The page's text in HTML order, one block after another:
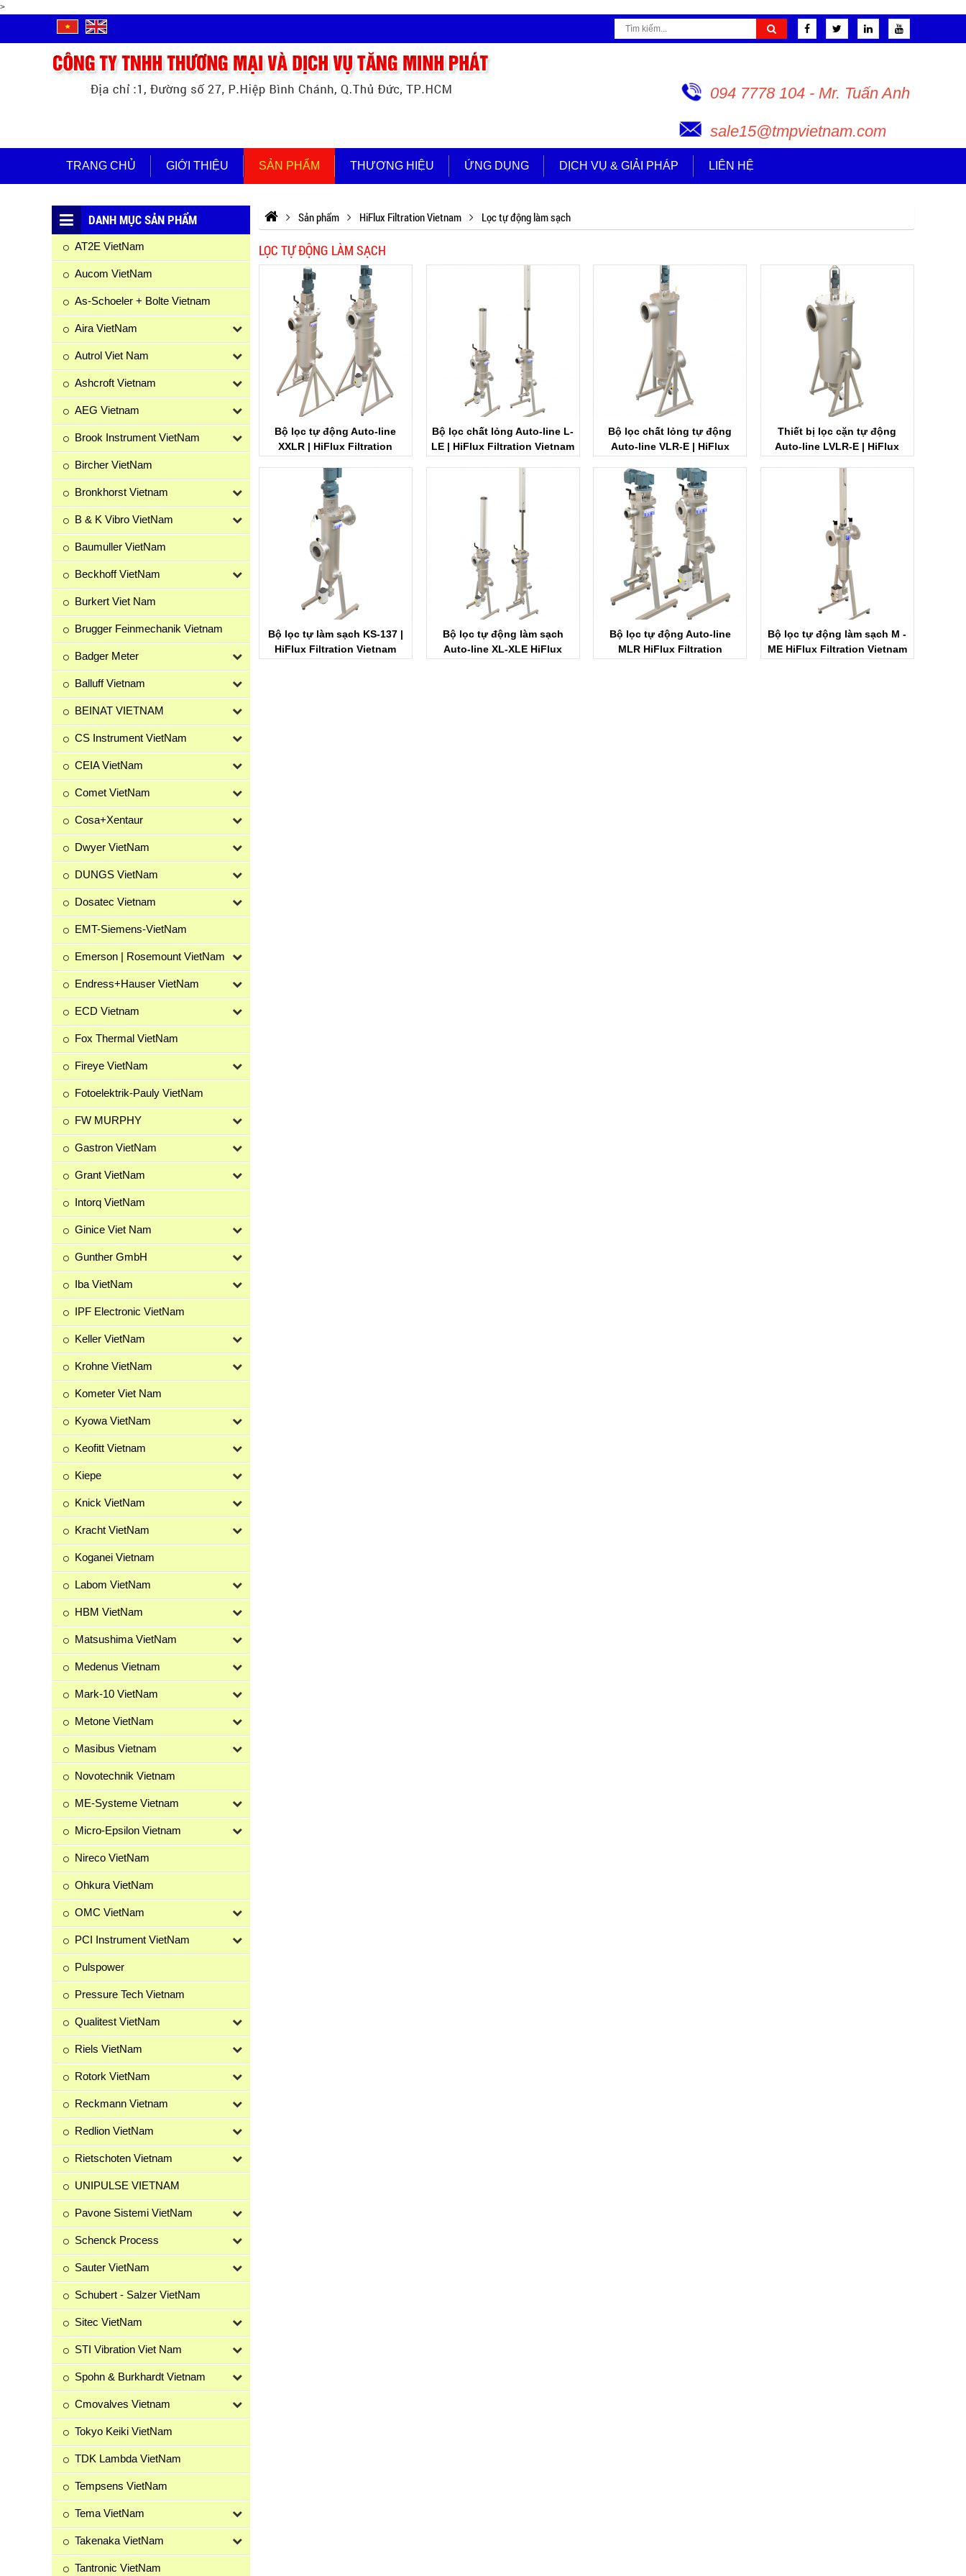
>
094 7778 104 - Mr. Tuấn Anh
sale15@tmpvietnam.com
TRANG CHỦ GIỚI THIỆU SẢN PHẨM THƯƠNG HIỆU ỨNG DỤNG DỊCH VỤ & GIẢI PHÁP LIÊN HỆ
Sản phẩm HiFlux Filtration Vietnam Lọc tự động làm sạch
LỌC TỰ ĐỘNG LÀM SẠCH
Bộ lọc tự động Auto-line
XXLR | HiFlux Filtration
Bộ lọc chất lỏng Auto-line L-
LE | HiFlux Filtration Vietnam
Bộ lọc chất lỏng tự động
Auto-line VLR-E | HiFlux
Thiết bị lọc cặn tự động
Auto-line LVLR-E | HiFlux
Bộ lọc tự làm sạch KS-137 |
HiFlux Filtration Vietnam
Bộ lọc tự động làm sạch
Auto-line XL-XLE HiFlux
Bộ lọc tự động Auto-line
MLR HiFlux Filtration
Bộ lọc tự động làm sạch M -
ME HiFlux Filtration Vietnam
DANH MỤC SẢN PHẨM
AT2E VietNam
Aucom VietNam
As-Schoeler + Bolte Vietnam
Aira VietNam
Autrol Viet Nam
Ashcroft Vietnam
AEG Vietnam
Brook Instrument VietNam
Bircher VietNam
Bronkhorst Vietnam
B & K Vibro VietNam
Baumuller VietNam
Beckhoff VietNam
Burkert Viet Nam
Brugger Feinmechanik Vietnam
Badger Meter
Balluff Vietnam
BEINAT VIETNAM
CS Instrument VietNam
CEIA VietNam
Comet VietNam
Cosa+Xentaur
Dwyer VietNam
DUNGS VietNam
Dosatec Vietnam
EMT-Siemens-VietNam
Emerson | Rosemount VietNam
Endress+Hauser VietNam
ECD Vietnam
Fox Thermal VietNam
Fireye VietNam
Fotoelektrik-Pauly VietNam
FW MURPHY
Gastron VietNam
Grant VietNam
Intorq VietNam
Ginice Viet Nam
Gunther GmbH
Iba VietNam
IPF Electronic VietNam
Keller VietNam
Krohne VietNam
Kometer Viet Nam
Kyowa VietNam
Keofitt Vietnam
Kiepe
Knick VietNam
Kracht VietNam
Koganei Vietnam
Labom VietNam
HBM VietNam
Matsushima VietNam
Medenus Vietnam
Mark-10 VietNam
Metone VietNam
Masibus Vietnam
Novotechnik Vietnam
ME-Systeme Vietnam
Micro-Epsilon Vietnam
Nireco VietNam
Ohkura VietNam
OMC VietNam
PCI Instrument VietNam
Pulspower
Pressure Tech Vietnam
Qualitest VietNam
Riels VietNam
Rotork VietNam
Reckmann Vietnam
Redlion VietNam
Rietschoten Vietnam
UNIPULSE VIETNAM
Pavone Sistemi VietNam
Schenck Process
Sauter VietNam
Schubert - Salzer VietNam
Sitec VietNam
STI Vibration Viet Nam
Spohn & Burkhardt Vietnam
Cmovalves Vietnam
Tokyo Keiki VietNam
TDK Lambda VietNam
Tempsens VietNam
Tema VietNam
Takenaka VietNam
Tantronic VietNam